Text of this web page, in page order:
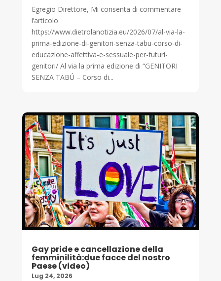
Egregio Direttore, Mi consenta di commentare
l’articolo
https://www.dietrolanotizia.eu/2026/07/al-via-la-
prima-edizione-di-genitori-senza-tabu-corso-di-
educazione-affettiva-e-sessuale-per-futuri-
genitori/ Al via la prima edizione di “GENITORI
SENZA TABÚ – Corso di...
Gay pride e cancellazione della
femminilità:due facce del nostro
Paese (video)
Lug 24, 2026